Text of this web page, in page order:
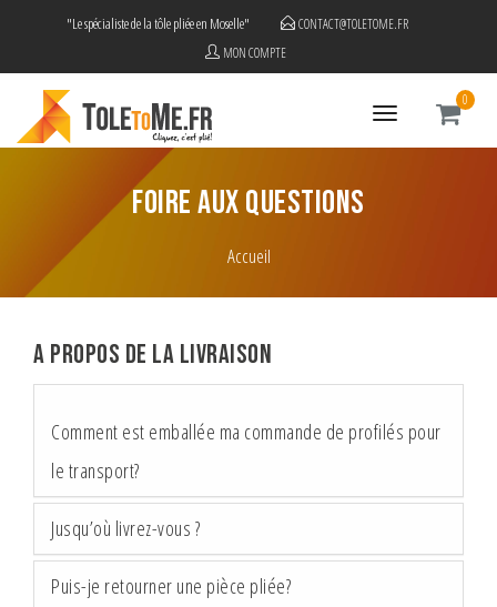
"Le spécialiste de la tôle pliée en Moselle"
CONTACT@TOLETOME.FR
MON COMPTE
Toggle
navigation
0
FOIRE AUX QUESTIONS
Accueil
A propos de la livraison
Comment est emballée ma commande de profilés pour
le transport?
Jusqu’où livrez-vous ?
Puis-je retourner une pièce pliée?